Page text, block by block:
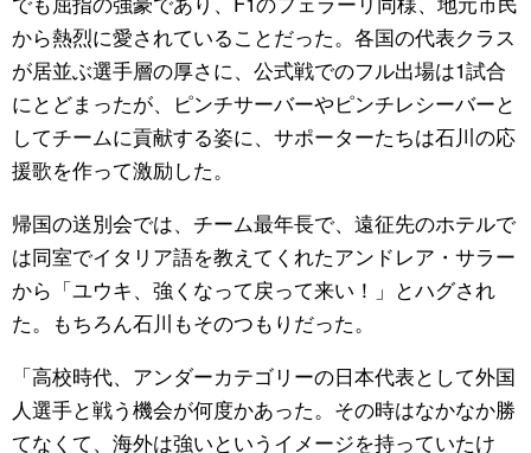
から熱烈に愛されていることだった。各国の代表クラス
が居並ぶ選手層の厚さに、公式戦でのフル出場は1試合
にとどまったが、ピンチサーバーやピンチレシーバーと
してチームに貢献する姿に、サポーターたちは石川の応
援歌を作って激励した。
帰国の送別会では、チーム最年長で、遠征先のホテルで
は同室でイタリア語を教えてくれたアンドレア・サラー
から「ユウキ、強くなって戻って来い！」とハグされ
た。もちろん石川もそのつもりだった。
「高校時代、アンダーカテゴリーの日本代表として外国
人選手と戦う機会が何度かあった。その時はなかなか勝
てなくて、海外は強いというイメージを持っていたけ